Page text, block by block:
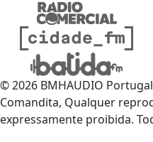
© 2026 BMHAUDIO
Comandita, Qualquer
expressamente proibida.